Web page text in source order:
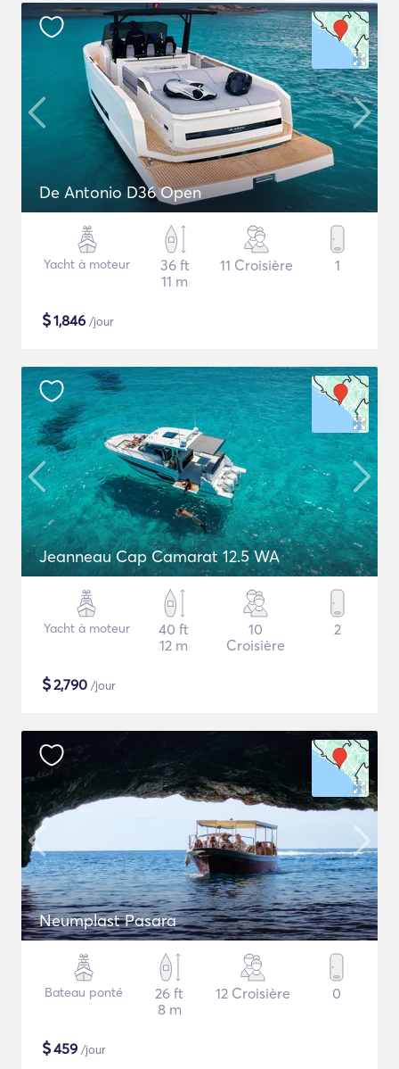
De Antonio D36 Open
Yacht à moteur
36 ft
11 m
11 Croisière 1
$1,846 /jour
Jeanneau Cap Camarat 12.5 WA
Yacht à moteur
40 ft
12 m
10
Croisière
2
$2,790 /jour
Neumplast Pasara
Bateau ponté
26 ft
8 m
12 Croisière 0
$459 /jour